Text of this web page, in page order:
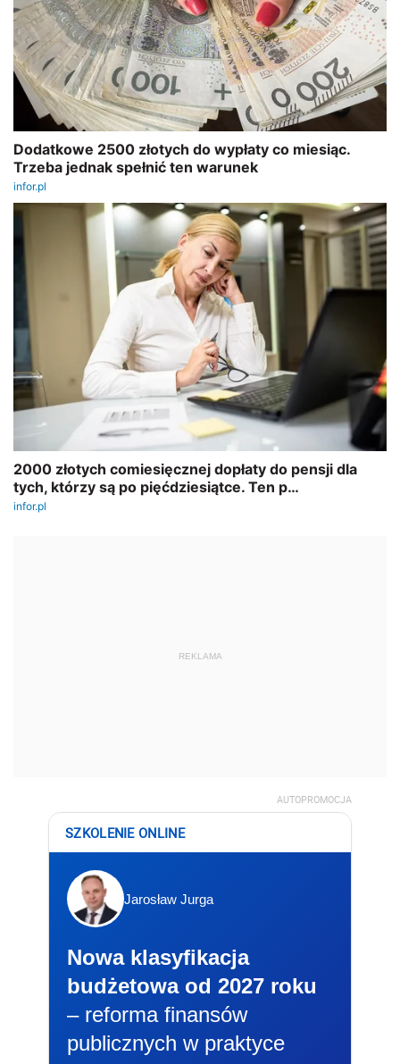
REKLAMA
AUTOPROMOCJA
SZKOLENIE ONLINE
Jarosław Jurga
Nowa klasyfikacja
budżetowa od 2027 roku
– reforma finansów
publicznych w praktyce